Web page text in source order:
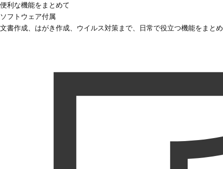
便利な機能をまとめて
ソフトウェア付属
文書作成、はがき作成、ウイルス対策まで、日常で役立つ機能をまと